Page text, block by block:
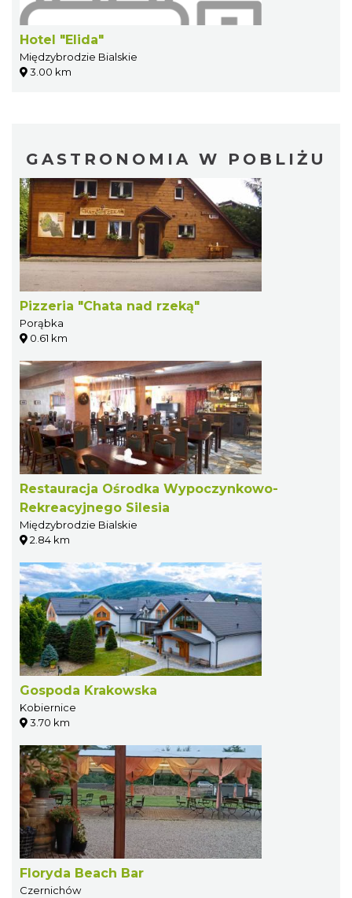
Hotel "Elida"
Międzybrodzie Bialskie
3.00 km
GASTRONOMIA W POBLIŻU
Pizzeria "Chata nad rzeką"
Porąbka
0.61 km
Restauracja Ośrodka Wypoczynkowo-
Rekreacyjnego Silesia
Międzybrodzie Bialskie
2.84 km
Gospoda Krakowska
Kobiernice
3.70 km
Floryda Beach Bar
Czernichów